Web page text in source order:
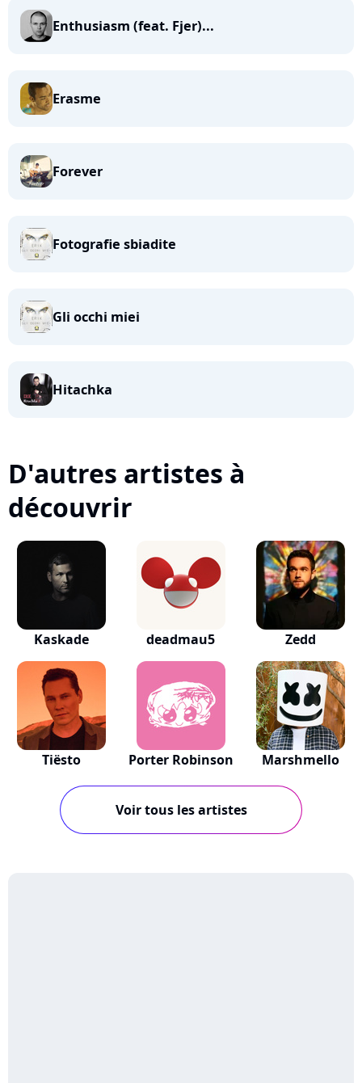
Enthusiasm (feat. Fjer)...
Erasme
Forever
Fotografie sbiadite
Gli occhi miei
Hitachka
D'autres artistes à
découvrir
Kaskade deadmau5 Zedd
Tiësto Porter Robinson Marshmello
Voir tous les artistes